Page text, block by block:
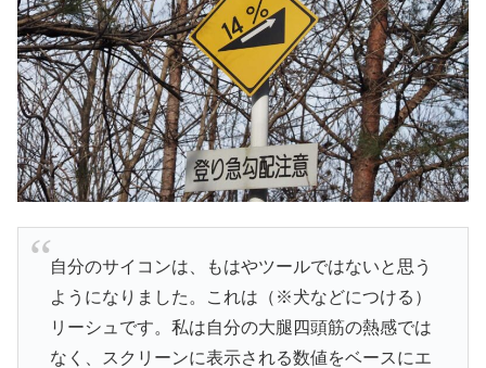
自分のサイコンは、もはやツールではないと思う
ようになりました。これは（※犬などにつける）
リーシュです。私は自分の大腿四頭筋の熱感では
なく、スクリーンに表示される数値をベースにエ